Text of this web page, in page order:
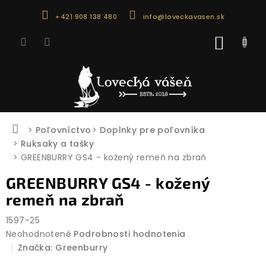
+421 908 138 480 info@loveckavasen.sk
Domov
Poľovníctvo
Doplnky pre poľovníka
Ruksaky a tašky
GREENBURRY GS4 - kožený remeň na zbraň
GREENBURRY GS4 - kožený
remeň na zbraň
1597-25
Priemerné
hodnotenie
Neohodnotené Podrobnosti hodnotenia
Značka: Greenburry